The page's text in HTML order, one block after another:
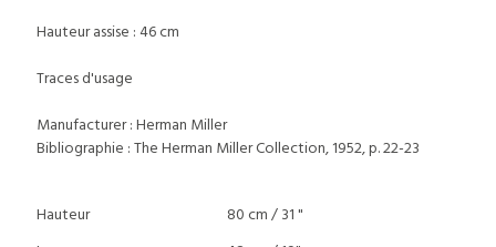
Hauteur assise : 46 cm
Traces d'usage
Manufacturer : Herman Miller
Bibliographie : The Herman Miller Collection, 1952, p. 22-23
Hauteur
80 cm / 31 "